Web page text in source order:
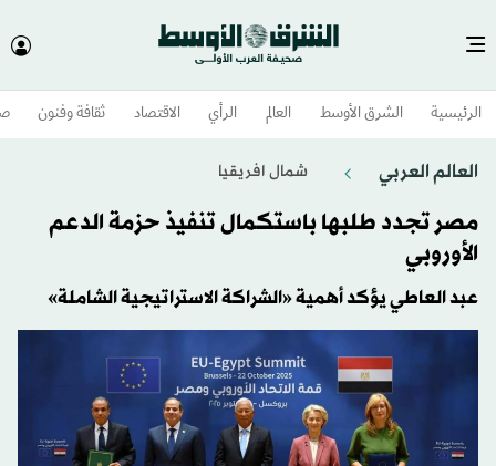
الرئيسية الشرق الأوسط​ العالم الرأي الاقتصاد ثقافة وفنون
العالم العربي شمال افريقيا
مصر تجدد طلبها باستكمال تنفيذ حزمة الدعم
الأوروبي
عبد العاطي يؤكد أهمية «الشراكة الاستراتيجية الشاملة»